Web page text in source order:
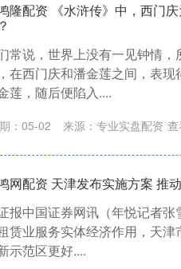
隆配资 《水浒传》中，西门
常说，世界上没有一见钟情
在西门庆和潘金莲之间，表
莲，随后便陷入....
：05-02 来源：专业实盘配资 查
网配资 天津发布实施方案 推
报中国证券网讯（年悦记者
赁业服务实体经济作用，天
示范区更好....